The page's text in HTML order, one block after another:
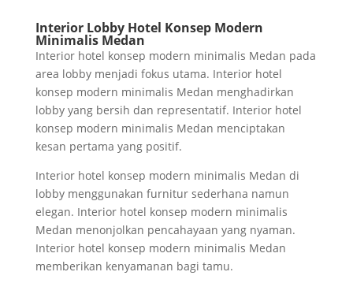
Interior Lobby Hotel Konsep Modern
Minimalis Medan
Interior hotel konsep modern minimalis Medan pada
area lobby menjadi fokus utama. Interior hotel
konsep modern minimalis Medan menghadirkan
lobby yang bersih dan representatif. Interior hotel
konsep modern minimalis Medan menciptakan
kesan pertama yang positif.
Interior hotel konsep modern minimalis Medan di
lobby menggunakan furnitur sederhana namun
elegan. Interior hotel konsep modern minimalis
Medan menonjolkan pencahayaan yang nyaman.
Interior hotel konsep modern minimalis Medan
memberikan kenyamanan bagi tamu.